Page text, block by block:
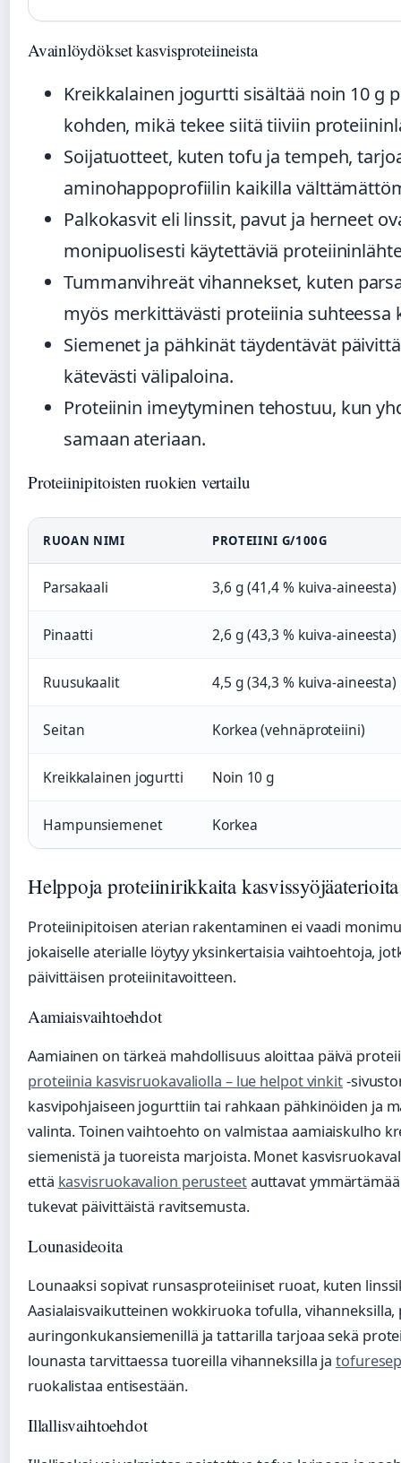
Avainlöydökset kasvisproteiineista
Kreikkalainen jogurtti sisältää noin 10 g
kohden, mikä tekee siitä tiiviin
Soijatuotteet, kuten tofu ja tempeh,
aminohappoprofiilin kaikilla
Palkokasvit eli linssit, pavut ja herneet
monipuolisesti käytettäviä
Tummanvihreät vihannekset, kuten
myös merkittävästi proteiinia suhteessa
Siemenet ja pähkinät täydentävät
kätevästi välipaloina.
Proteiinin imeytyminen tehostuu, kun
samaan ateriaan.
Proteiinipitoisten ruokien vertailu
RUOAN NIMI PROTEIINI G/100G
Parsakaali 3,6 g (41,4 % kuiva-aineesta)
Pinaatti 2,6 g (43,3 % kuiva-aineesta)
Ruusukaalit 4,5 g (34,3 % kuiva-aineesta)
Seitan Korkea (vehnäproteiini)
Kreikkalainen jogurtti Noin 10 g
Hampunsiemenet Korkea
Helppoja proteiinirikkaita kasvissyöjäaterioita
Proteiinipitoisen aterian rakentaminen ei vaadi
jokaiselle aterialle löytyy yksinkertaisia vaihtoehtoja,
päivittäisen proteiinitavoitteen.
Aamiaisvaihtoehdot
Aamiainen on tärkeä mahdollisuus aloittaa päivä
proteiinia kasvisruokavaliolla – lue helpot vinkit-
kasvipohjaiseen jogurttiin tai rahkaan pähkinöiden ja
valinta. Toinen vaihtoehto on valmistaa aamiaiskulho
siemenistä ja tuoreista marjoista. Monet
että kasvisruokavalion perusteetauttavat
tukevat päivittäistä ravitsemusta.
Lounasideoita
Lounaaksi sopivat runsasproteiiniset ruoat, kuten
Aasialaisvaikutteinen wokkiruoka tofulla, vihanneksilla,
auringonkukansiemenillä ja tattarilla tarjoaa sekä
lounasta tarvittaessa tuoreilla vihanneksilla ja
ruokalistaa entisestään.
Illallisvaihtoehdot